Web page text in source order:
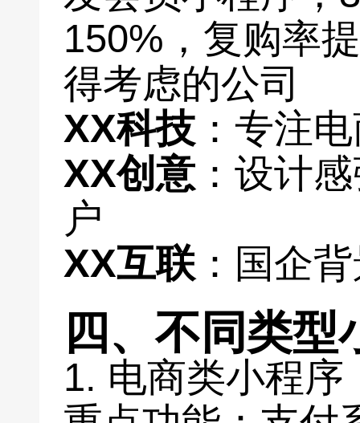
150%，复购率
得考虑的公司
XX科技 ：专注
XX创意 ：设计
户
XX互联 ：国企
四、不同类
1. 电商类小程序